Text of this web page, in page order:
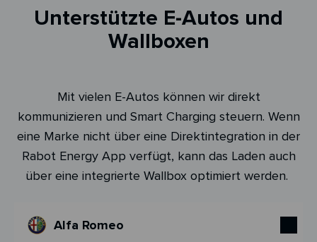
Unterstützte E-Autos und
Wallboxen
Mit vielen E-Autos können wir direkt
kommunizieren und Smart Charging steuern. Wenn
eine Marke nicht über eine Direktintegration in der
Rabot Energy App verfügt, kann das Laden auch
über eine integrierte Wallbox optimiert werden.
Alfa Romeo